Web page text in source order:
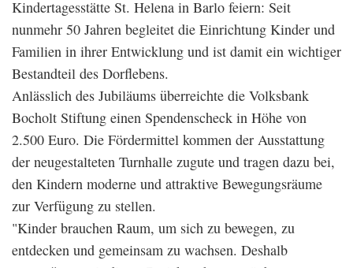
Kindertagesstätte St. Helena in Barlo feiern: Seit
nunmehr 50 Jahren begleitet die Einrichtung Kinder und
Familien in ihrer Entwicklung und ist damit ein wichtiger
Bestandteil des Dorflebens.
Anlässlich des Jubiläums überreichte die Volksbank
Bocholt Stiftung einen Spendenscheck in Höhe von
2.500 Euro. Die Fördermittel kommen der Ausstattung
der neugestalteten Turnhalle zugute und tragen dazu bei,
den Kindern moderne und attraktive Bewegungsräume
zur Verfügung zu stellen.
"Kinder brauchen Raum, um sich zu bewegen, zu
entdecken und gemeinsam zu wachsen. Deshalb